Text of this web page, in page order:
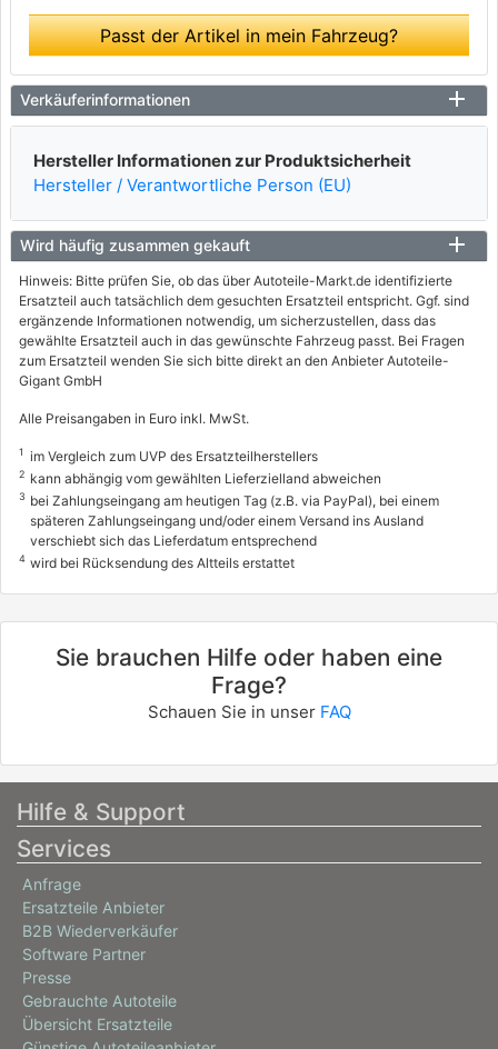
Passt der Artikel in mein Fahrzeug?
Verkäuferinformationen
Hersteller Informationen zur Produktsicherheit
Hersteller / Verantwortliche Person (EU)
Wird häufig zusammen gekauft
Hinweis: Bitte prüfen Sie, ob das über Autoteile-Markt.de identifizierte
Ersatzteil auch tatsächlich dem gesuchten Ersatzteil entspricht. Ggf. sind
ergänzende Informationen notwendig, um sicherzustellen, dass das
gewählte Ersatzteil auch in das gewünschte Fahrzeug passt. Bei Fragen
zum Ersatzteil wenden Sie sich bitte direkt an den Anbieter Autoteile-
Gigant GmbH
Alle Preisangaben in Euro inkl. MwSt.
1 im Vergleich zum UVP des Ersatzteilherstellers
2 kann abhängig vom gewählten Lieferzielland abweichen
3 bei Zahlungseingang am heutigen Tag (z.B. via PayPal), bei einem
späteren Zahlungseingang und/oder einem Versand ins Ausland
verschiebt sich das Lieferdatum entsprechend
4 wird bei Rücksendung des Altteils erstattet
Sie brauchen Hilfe oder haben eine
Frage?
Schauen Sie in unser FAQ
Hilfe & Support
Services
Anfrage
Ersatzteile Anbieter
B2B Wiederverkäufer
Software Partner
Presse
Gebrauchte Autoteile
Übersicht Ersatzteile